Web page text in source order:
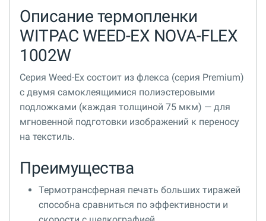
Описание термопленки
WITPAC WEED-EX NOVA-FLEX
1002W
Серия Weed-Ex состоит из флекса (серия Premium)
с двумя самоклеящимися полиэстеровыми
подложками (каждая толщиной 75 мкм) — для
мгновенной подготовки изображений к переносу
на текстиль.
Преимущества
Термотрансферная печать больших тиражей
способна сравниться по эффективности и